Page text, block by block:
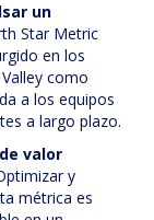
un
Star Metric
en los
como
a los equipos
a largo plazo.
valor
y
métrica es